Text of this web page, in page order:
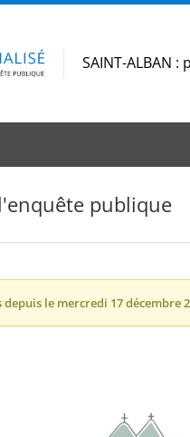
SAINT-ALBAN
publique
depuis le mercredi 17 décembre